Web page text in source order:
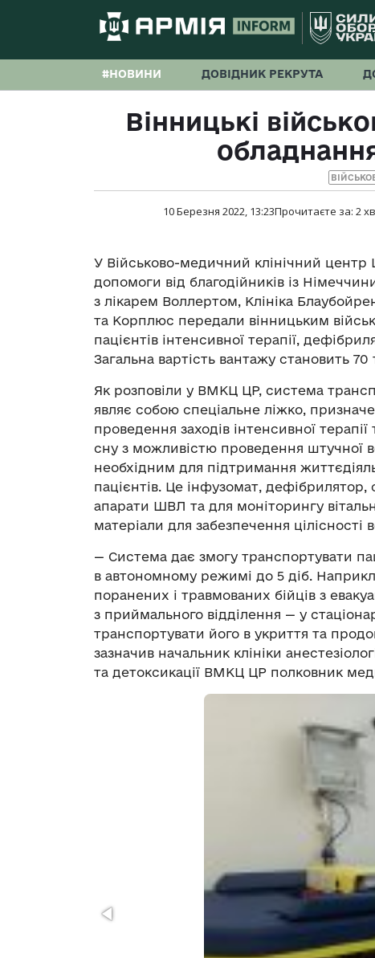
#НОВИНИ ДОВІДНИК РЕКРУТА
Вінницькі
10 Березня 2022, 13:23Прочитаєте за: 2
У Військово-медичний клінічний центр
допомоги від благодійників із
з лікарем Воллертом, Клініка
та Корплюс передали вінницьким
пацієнтів інтенсивної терапії,
Загальна вартість вантажу становить 70
Як розповіли у ВМКЦ ЦР, система
являє собою спеціальне ліжко,
проведення заходів інтенсивної
сну з можливістю проведення штучної
необхідним для підтримання
пацієнтів. Це інфузомат,
апарати ШВЛ та для моніторингу
матеріали для забезпечення цілісності
— Система дає змогу транспортувати
в автономному режимі до 5 діб.
поранених і травмованих бійців з
з приймального відділення — у
транспортувати його в укриття та
зазначив начальник клініки
та детоксикації ВМКЦ ЦР полковник